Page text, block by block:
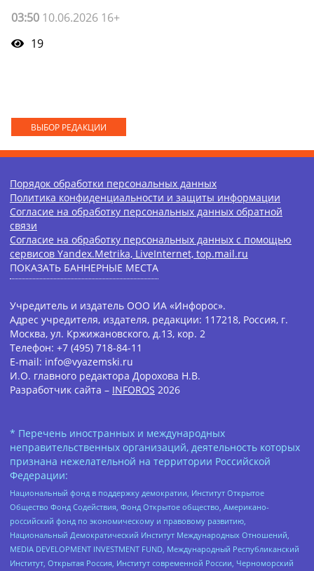
03:50 10.06.2026 16+
19
ВЫБОР РЕДАКЦИИ
Порядок обработки персональных данных
Политика конфиденциальности и защиты информации
Согласие на обработку персональных данных обратной
связи
Согласие на обработку персональных данных с помощью
сервисов Yandex.Metrika, LiveInternet, top.mail.ru
ПОКАЗАТЬ БАННЕРНЫЕ МЕСТА
Учредитель и издатель ООО ИА «Инфорос».
Адрес учредителя, издателя, редакции: 117218, Россия, г.
Москва, ул. Кржижановского, д.13, кор. 2
Телефон: +7 (495) 718-84-11
E-mail: info@vyazemski.ru
И.О. главного редактора Дорохова Н.В.
Разработчик сайта – INFOROS 2026
* Перечень иностранных и международных
неправительственных организаций, деятельность которых
признана нежелательной на территории Российской
Федерации:
Национальный фонд в поддержку демократии, Институт Открытое
Общество Фонд Содействия, Фонд Открытое общество, Американо-
российский фонд по экономическому и правовому развитию,
Национальный Демократический Институт Международных Отношений,
MEDIA DEVELOPMENT INVESTMENT FUND, Международный Республиканский
Институт, Открытая Россия, Институт современной России, Черноморский